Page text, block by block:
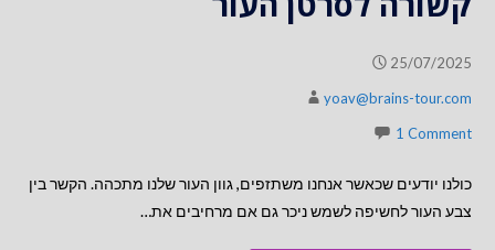
25/07/2025
yoav@brains-tour.com
1 Comment
כולנו יודעים שכאשר אנחנו משתזפים, גוון העור שלנו מתכהה. הקשר בין
צבע העור לחשיפה לשמש ניכר גם אם מרחיבים את…